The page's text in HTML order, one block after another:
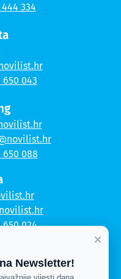
444 334
650 043
650 088
650 024
×
Newsletter!